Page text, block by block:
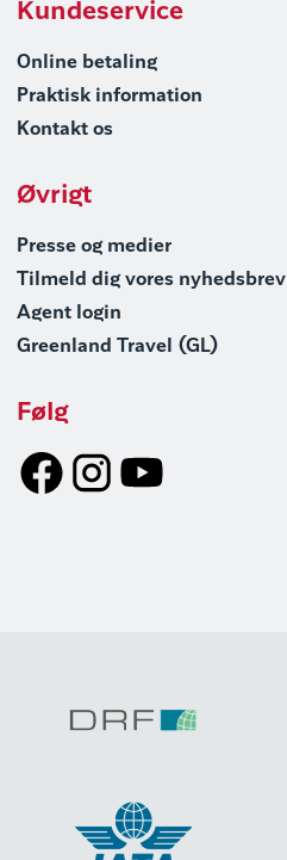
Kundeservice
Online betaling
Praktisk information
Kontakt os
Øvrigt
Presse og medier
Tilmeld dig vores nyhedsbrev
Agent login
Greenland Travel (GL)
Følg